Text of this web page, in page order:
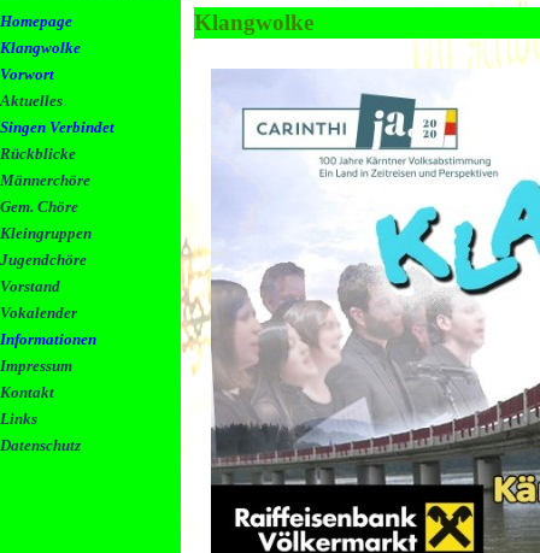
Homepage
Klangwolke
Vorwort
Aktuelles
Singen Verbindet
Rückblicke
Männerchöre
Gem. Chöre
Kleingruppen
Jugendchöre
Vorstand
Vokalender
Informationen
Impressum
Kontakt
Links
Datenschutz
Klangwolke